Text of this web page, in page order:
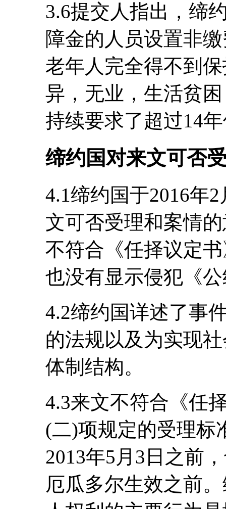
3.6提交人指出，缔
障金的人员设置非
老年人完全得不到
异，无业，生活贫
持续要求了超过14
缔约国对来文可否
4.1缔约国于2016年
文可否受理和案情
不符合《任择议定
也没有显示侵犯《
4.2缔约国详述了事
的法规以及为实现
体制结构。
4.3来文不符合《任
(二)项规定的受理标
2013年5月3日之前
厄瓜多尔生效之前